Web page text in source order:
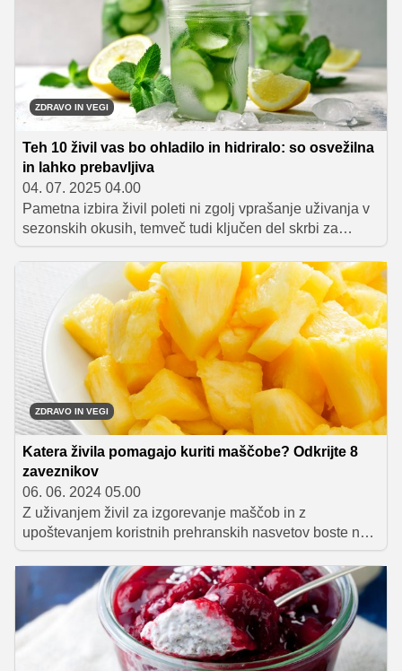
ZDRAVO IN VEGI
Teh 10 živil vas bo ohladilo in hidriralo: so osvežilna
in lahko prebavljiva
04. 07. 2025 04.00
Pametna izbira živil poleti ni zgolj vprašanje uživanja v
sezonskih okusih, temveč tudi ključen del skrbi za
zdravje.
ZDRAVO IN VEGI
Katera živila pomagajo kuriti maščobe? Odkrijte 8
zaveznikov
06. 06. 2024 05.00
Z uživanjem živil za izgorevanje maščob in z
upoštevanjem koristnih prehranskih nasvetov boste na
dobri poti, da dosežete svoje cilje na področju hujšanja.